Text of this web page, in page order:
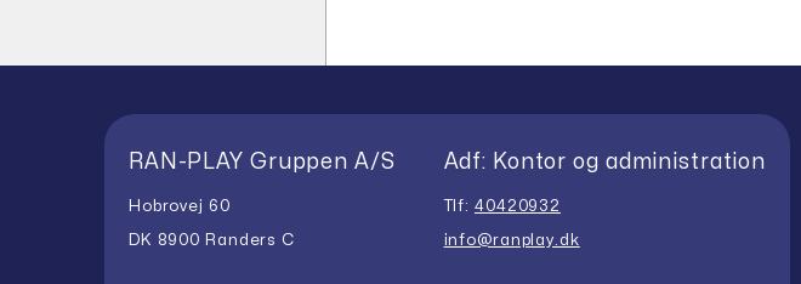
RAN-PLAY Gruppen A/S
Hobrovej 60
DK 8900 Randers C
Adf: Kontor og administration
Tlf: 40420932
info@ranplay.dk